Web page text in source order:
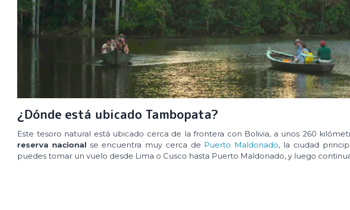
¿Dónde está ubicado Tambopata?
Este tesoro natural está ubicado cerca de la frontera con Bolivia, a unos 260
reserva nacionalse encuentra muy cerca de Puerto Maldonado, la ciudad
puedes tomar un vuelo desde Lima o Cusco hasta Puerto Maldonado, y luego